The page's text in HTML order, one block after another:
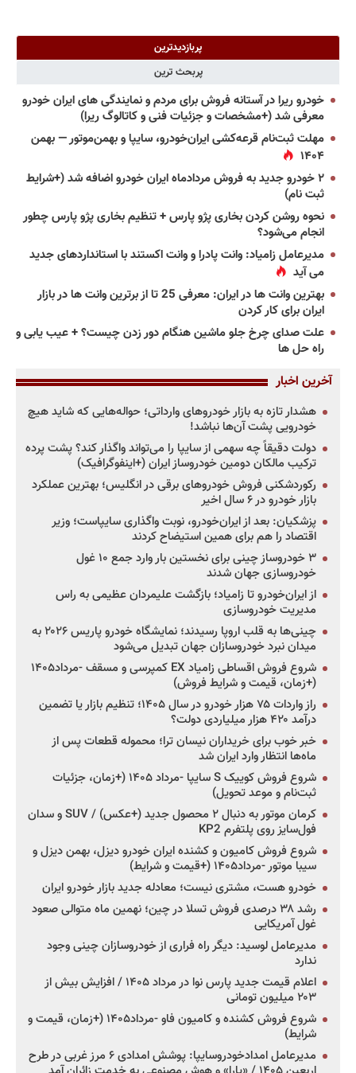
پربازدیدترین
پربحث ترین
خودرو ریرا در آستانه فروش برای مردم و نمایندگی های ایران خودرو
معرفی شد (+مشخصات و جزئیات فنی و کاتالوگ ریرا)
مهلت ثبت‌نام قرعه‌کشی ایران‌خودرو، سایپا و بهمن‌موتور — بهمن
۱۴۰۴
۲ خودرو جدید به فروش مردادماه ایران خودرو اضافه شد (+شرایط
ثبت نام)
نحوه روشن کردن بخاری پژو پارس + تنظیم بخاری پژو پارس چطور
انجام می‌شود؟
مدیرعامل زامیاد: وانت پادرا و وانت اکستند با استانداردهای جدید
می آید
بهترین وانت ها در ایران: معرفی 25 تا از برترین وانت ها در بازار
ایران برای کار کردن
علت صدای چرخ جلو ماشین هنگام دور زدن چیست؟ + عیب یابی و
راه حل ها
آخرین اخبار
هشدار تازه به بازار خودروهای وارداتی؛ حواله‌هایی که شاید هیچ
خودرویی پشت آن‌ها نباشد!
دولت دقیقاً چه سهمی از سایپا را می‌تواند واگذار کند؟ پشت پرده
ترکیب مالکان دومین خودروساز ایران (+اینفوگرافیک)
رکوردشکنی فروش خودروهای برقی در انگلیس؛ بهترین عملکرد
بازار خودرو در ۶ سال اخیر
پزشکیان: بعد از ایران‌خودرو، نوبت واگذاری سایپاست؛ وزیر
اقتصاد را هم برای همین استیضاح کردند
۳ خودروساز چینی برای نخستین بار وارد جمع ۱۰ غول
خودروسازی جهان شدند
از ایران‌خودرو تا زامیاد؛ بازگشت علیمردان عظیمی به راس
مدیریت خودروسازی
چینی‌ها به قلب اروپا رسیدند؛ نمایشگاه خودرو پاریس ۲۰۲۶ به
میدان نبرد خودروسازان جهان تبدیل می‌شود
شروع فروش اقساطی زامیاد EX کمپرسی و مسقف -مرداد۱۴۰۵
(+زمان، قیمت و شرایط فروش)
راز واردات ۷۵ هزار خودرو در سال ۱۴۰۵؛ تنظیم بازار یا تضمین
درآمد ۴۲۰ هزار میلیاردی دولت؟
خبر خوب برای خریداران نیسان ترا؛ محموله قطعات پس از
ماه‌ها انتظار وارد ایران شد
شروع فروش کوییک S سایپا -مرداد ۱۴۰۵ (+زمان، جزئیات
ثبت‌نام و موعد تحویل)
کرمان موتور به دنبال ۲ محصول جدید (+عکس) / SUV و سدان
فول‌سایز روی پلتفرم KP2
شروع فروش کامیون و کشنده ایران خودرو دیزل، بهمن دیزل و
سیبا موتور -مرداد۱۴۰۵ (+قیمت و شرایط)
خودرو هست، مشتری نیست؛ معادله جدید بازار خودرو ایران
رشد ۳۸ درصدی فروش تسلا در چین؛ نهمین ماه متوالی صعود
غول آمریکایی
مدیرعامل لوسید: دیگر راه فراری از خودروسازان چینی وجود
ندارد
اعلام قیمت جدید پارس نوا در مرداد ۱۴۰۵ / افزایش بیش از
۲۰۳ میلیون تومانی
شروع فروش کشنده و کامیون فاو -مرداد۱۴۰۵ (+زمان، قیمت و
شرایط)
مدیرعامل امدادخودروسایپا: پوشش امدادی ۶ مرز غربی در طرح